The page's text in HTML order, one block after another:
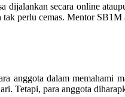
dijalankan secara online
perlu cemas. Mentor
anggota dalam
Tetapi, para anggota